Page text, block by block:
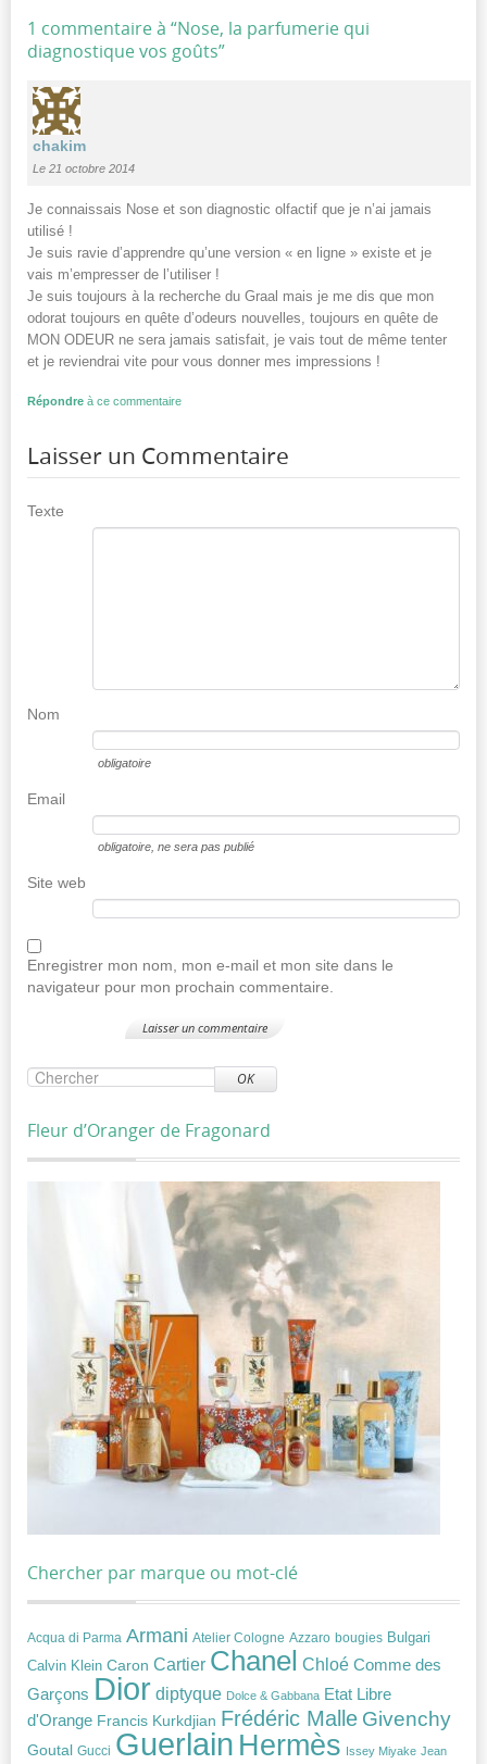
1 commentaire à “Nose, la parfumerie qui
diagnostique vos goûts”
chakim
Le 21 octobre 2014
Je connaissais Nose et son diagnostic olfactif que je n’ai jamais
utilisé !
Je suis ravie d’apprendre qu’une version « en ligne » existe et je
vais m’empresser de l’utiliser !
Je suis toujours à la recherche du Graal mais je me dis que mon
odorat toujours en quête d’odeurs nouvelles, toujours en quête de
MON ODEUR ne sera jamais satisfait, je vais tout de même tenter
et je reviendrai vite pour vous donner mes impressions !
Répondre à ce commentaire
Laisser un Commentaire
Texte
Nom
obligatoire
Email
obligatoire , ne sera pas publié
Site web
Enregistrer mon nom, mon e-mail et mon site dans le
navigateur pour mon prochain commentaire.
OK
Fleur d’Oranger de Fragonard
Chercher par marque ou mot-clé
Acqua di Parma Armani Atelier Cologne Azzaro bougies Bulgari
Calvin Klein Caron Cartier Chanel Chloé Comme des
Garçons Dior diptyque Dolce & Gabbana Etat Libre
d'Orange Francis Kurkdjian Frédéric Malle Givenchy
Goutal Gucci Guerlain Hermès Issey Miyake Jean